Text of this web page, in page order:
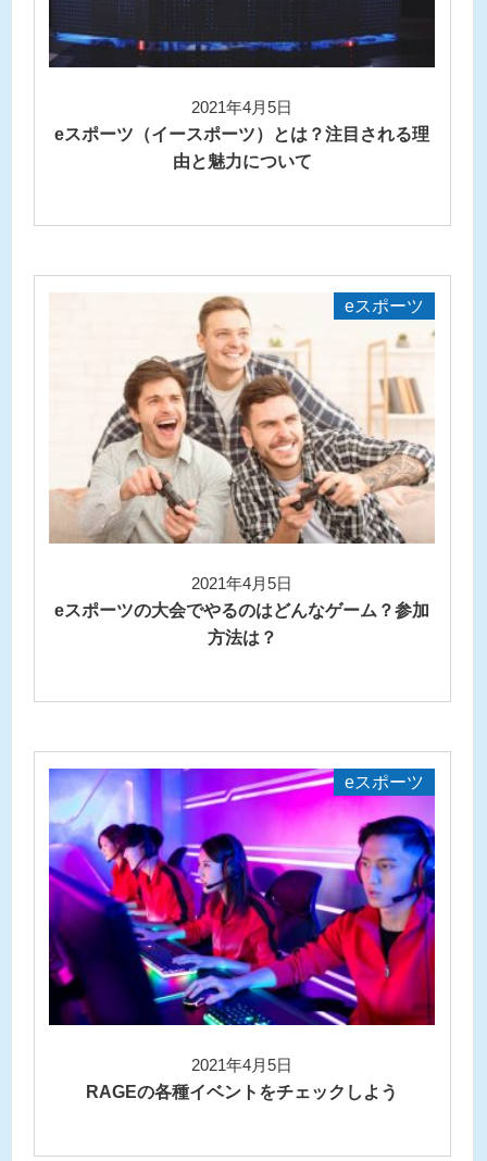
2021年4月5日
eスポーツ（イースポーツ）とは？注目される理
由と魅力について
eスポーツ
2021年4月5日
eスポーツの大会でやるのはどんなゲーム？参加
方法は？
eスポーツ
2021年4月5日
RAGEの各種イベントをチェックしよう